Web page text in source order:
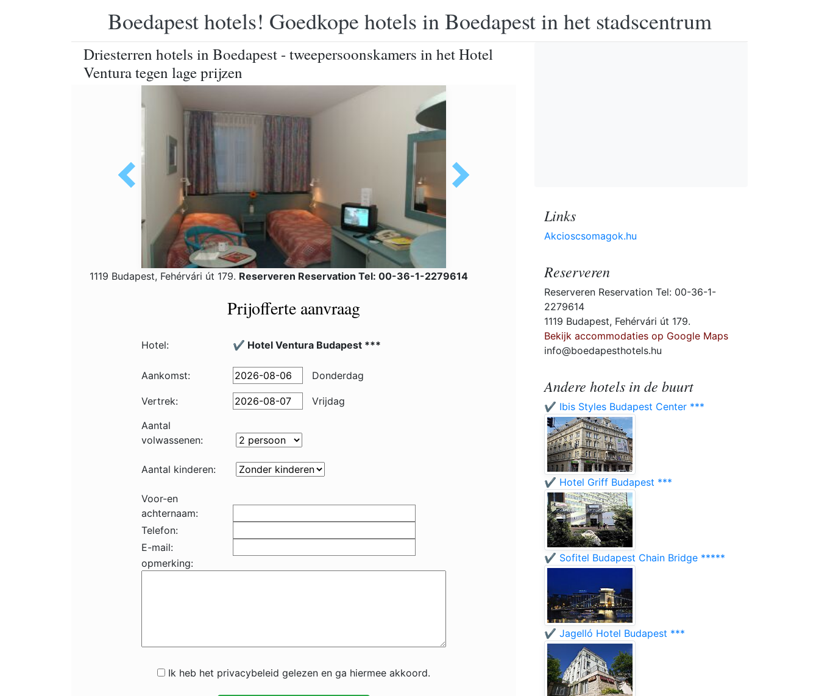
Boedapest hotels! Goedkope hotels in Boedapest in het stadscentrum
Driesterren hotels in Boedapest - tweepersoonskamers in het Hotel
Ventura tegen lage prijzen
1119 Budapest, Fehérvári út 179. Reserveren Reservation Tel: 00-36-1-2279614
Prijofferte aanvraag
Hotel: ✔️ Hotel Ventura Budapest ***
Aankomst: Donderdag
Vertrek:
Vrijdag
Aantal
volwassenen:
Aantal kinderen:
Voor-en
achternaam:
Telefon:
E-mail:
opmerking:
Ik heb het privacybeleid gelezen en ga hiermee akkoord.
Links
Akcioscsomagok.hu
Reserveren
Reserveren Reservation Tel: 00-36-1-
2279614
1119 Budapest, Fehérvári út 179.
Bekijk accommodaties op Google Maps
info@boedapesthotels.hu
Andere hotels in de buurt
✔️ Ibis Styles Budapest Center ***
✔️ Hotel Griff Budapest ***
✔️ Sofitel Budapest Chain Bridge *****
✔️ Jagelló Hotel Budapest ***